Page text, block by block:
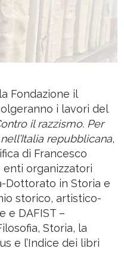
Fondazione il
i lavori del
il razzismo. Per
repubblicana,
di Francesco
enti organizzatori
Dottorato in Storia e
storico, artistico-
e DAFIST –
Storia, la
e l’Indice dei libri